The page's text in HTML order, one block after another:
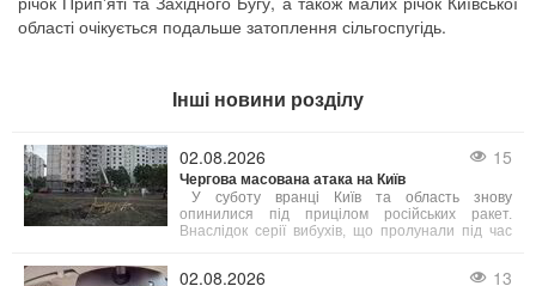
області очікується подальше затоплення сільгоспугідь.
Інші новини розділу
02.08.2026 15
Чергова масована атака на Київ
У суботу вранці Київ та область знову
опинилися під прицілом російських ракет.
Внаслідок серії вибухів, що пролунали під час
столиці за тиждень.
02.08.2026 13